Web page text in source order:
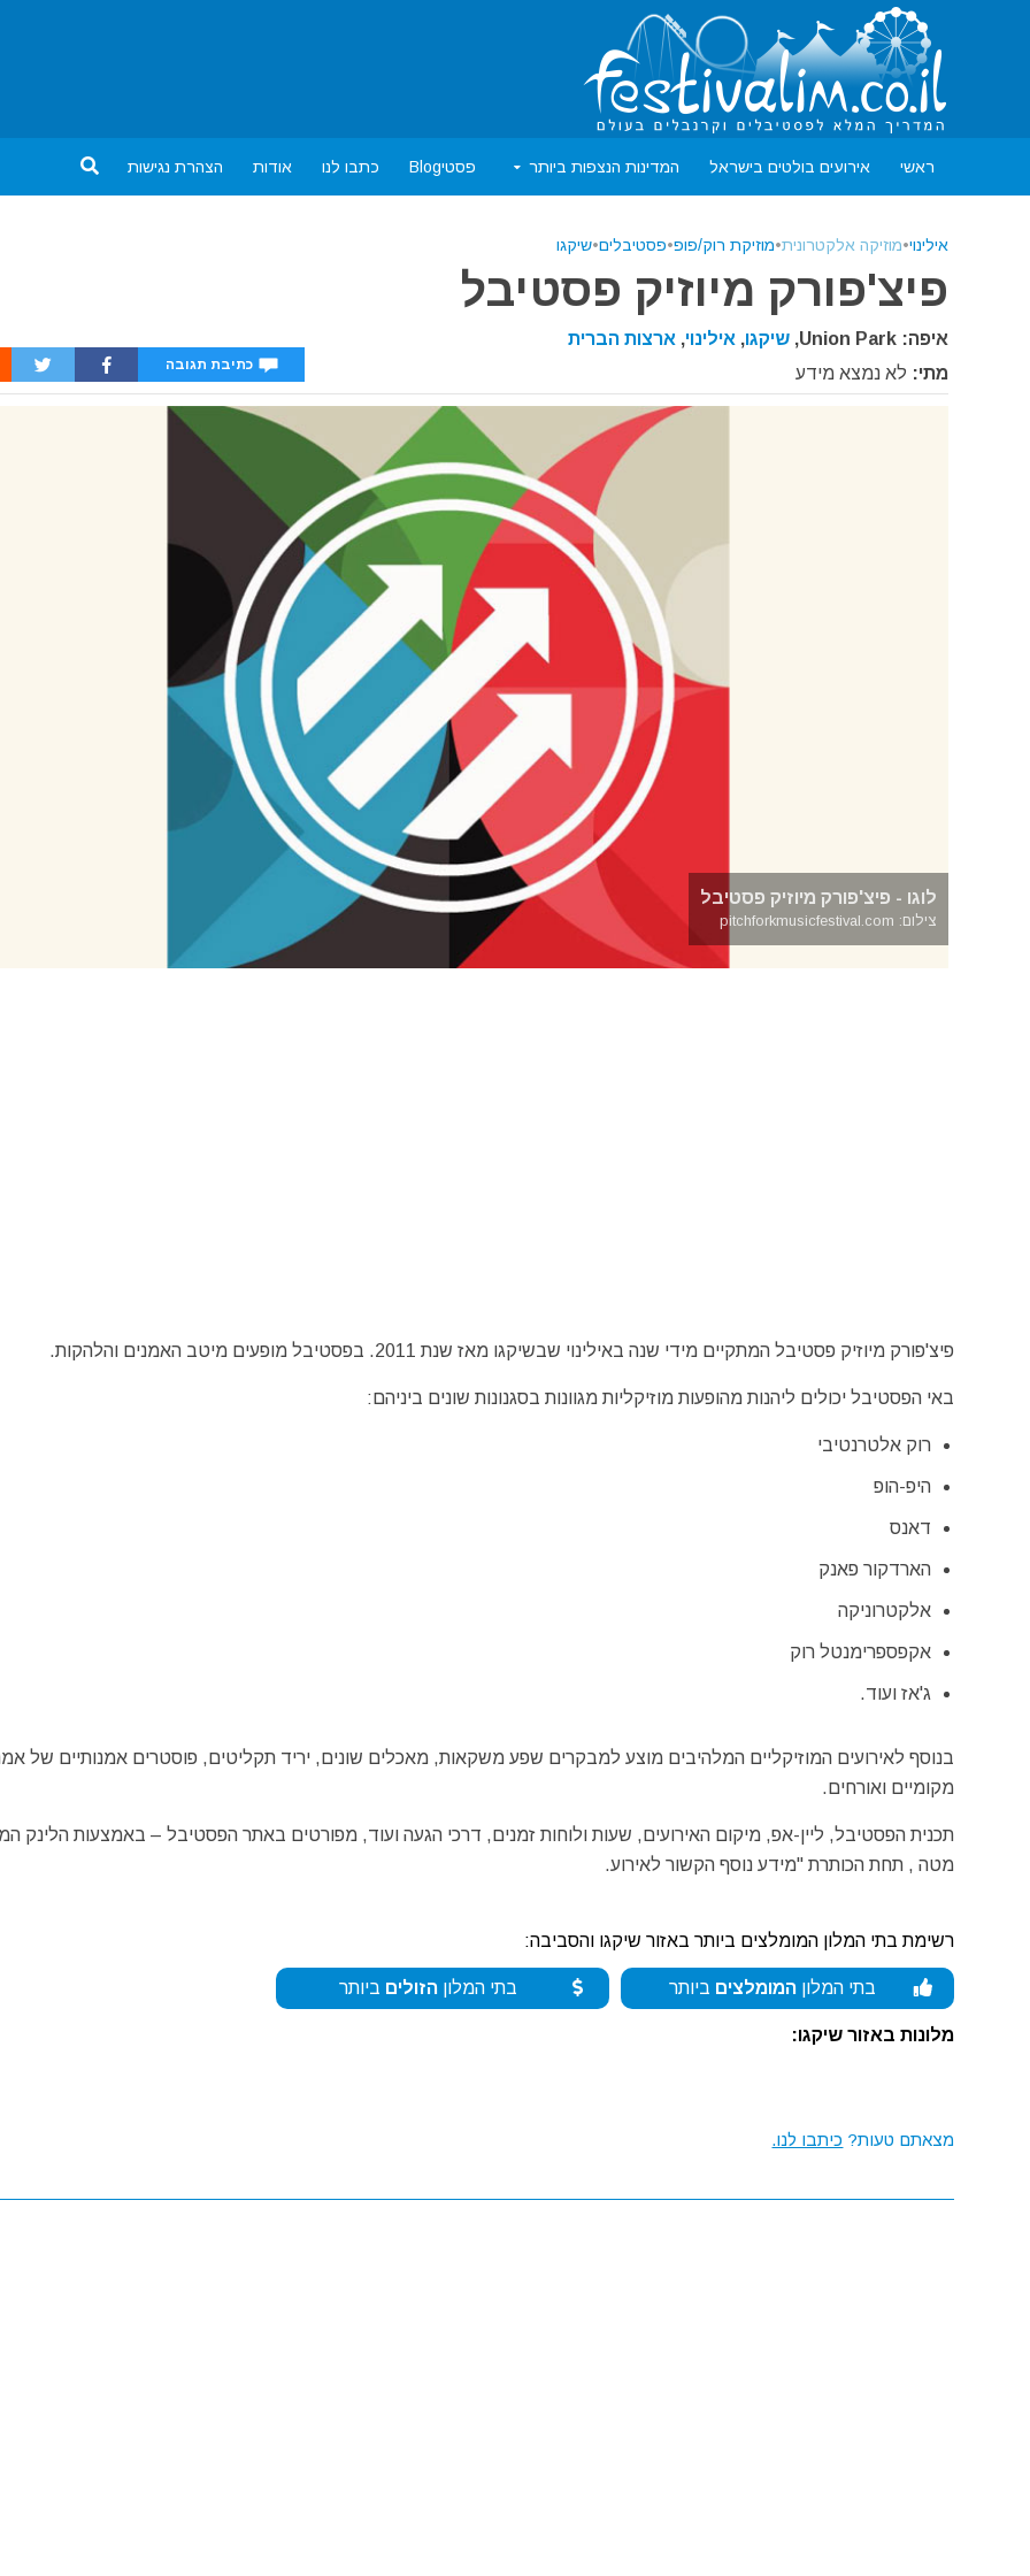
ראשי אירועים בולטים בישראל המדינות הנצפות ביותר פסטיBlog כתבו לנו אודות הצהרת נגישות
אילינוי•מוזיקה אלקטרונית•מוזיקת רוק/פופ•פסטיבלים•שיקגו
פיצ'פורק מיוזיק פסטיבל
איפה: Union Park, שיקגו, אילינוי, ארצות הברית
מתי: לא נמצא מידע כתיבת תגובה
לוגו - פיצ'פורק מיוזיק פסטיבל
צילום: pitchforkmusicfestival.com
פיצ'פורק מיוזיק פסטיבל המתקיים מידי שנה באילינוי שבשיקגו מאז שנת 2011. בפסטיבל מופעים מיטב האמנים והלהקות.
באי הפסטיבל יכולים ליהנות מהופעות מוזיקליות מגוונות בסגנונות שונים ביניהם:
רוק אלטרנטיבי
היפ-הופ
דאנס
הארדקור פאנק
אלקטרוניקה
אקפספרימנטל רוק
ג'אז ועוד.
בנוסף לאירועים המוזיקליים המלהיבים מוצע למבקרים שפע משקאות, מאכלים שונים, יריד תקליטים, פוסטרים אמנותיים של
מקומיים ואורחים.
תכנית הפסטיבל, ליין-אפ, מיקום האירועים, שעות ולוחות זמנים, דרכי הגעה ועוד, מפורטים באתר הפסטיבל – באמצעות הלינק
מטה , תחת הכותרת "מידע נוסף הקשור לאירוע.
רשימת בתי המלון המומלצים ביותר באזור שיקגו והסביבה:
בתי המלון המומלצים ביותר בתי המלוןהזולים ביותר
מלונות באזור שיקגו:
מצאתם טעות? כיתבו לנו.